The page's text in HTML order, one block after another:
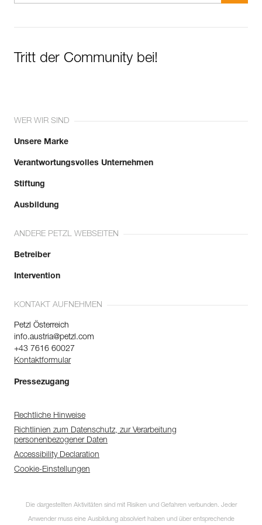
Tritt der Community bei!
WER WIR SIND
Unsere Marke
Verantwortungsvolles Unternehmen
Stiftung
Ausbildung
ANDERE PETZL WEBSEITEN
Betreiber
Intervention
KONTAKT AUFNEHMEN
Petzl Österreich
info.austria@petzl.com
+43 7616 60027
Kontaktformular
Pressezugang
Rechtliche Hinweise
Richtlinien zum Datenschutz, zur Verarbeitung
personenbezogener Daten
Accessibility Declaration
Cookie-Einstellungen
Die dargestellten Aktivitäten sind mit Risiken und Gefahren verbunden. Jeder
Anwender muss eine Ausbildung absolviert haben und über entsprechende